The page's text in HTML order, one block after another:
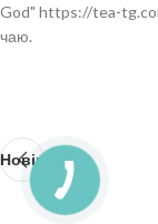
God" https://tea-
чаю.
Новіші